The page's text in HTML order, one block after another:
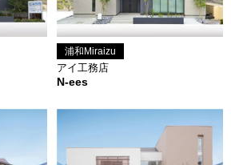
浦和Miraizu
アイ工務店
N-ees